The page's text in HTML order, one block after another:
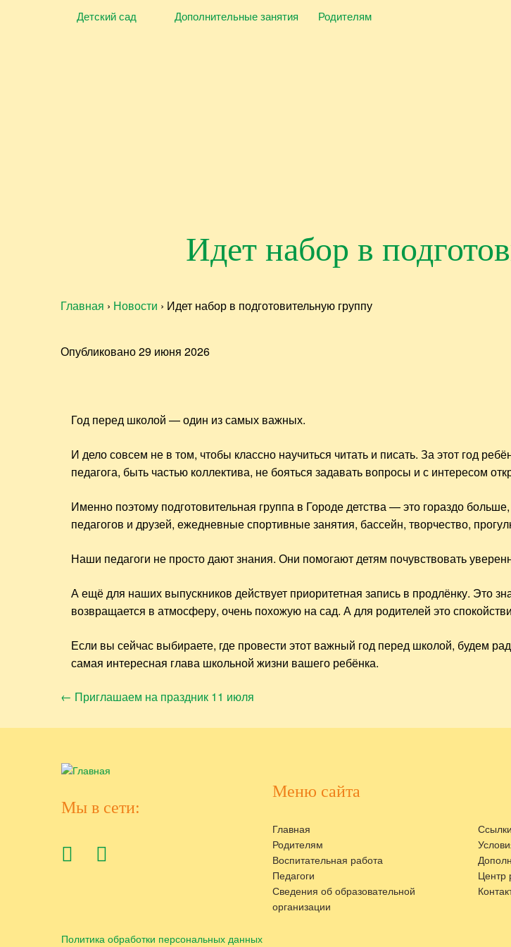
Детский сад Дополнительные занятия Родителям
Идет набор в
Главная › Новости › Идет набор в подготовительную группу
Опубликовано29 июня 2026
Год перед школой — один из самых важных.
И дело совсем не в том, чтобы классно научиться читать и писать. За этот год
педагога, быть частью коллектива, не бояться задавать вопросы и с интересом
Именно поэтому подготовительная группа в Городе детства — это гораздо
педагогов и друзей, ежедневные спортивные занятия, бассейн, творчество,
Наши педагоги не просто дают знания. Они помогают детям почувствовать
А ещё для наших выпускников действует приоритетная запись в продлёнку. Это
возвращается в атмосферу, очень похожую на сад. А для родителей это
Если вы сейчас выбираете, где провести этот важный год перед школой, будем
самая интересная глава школьной жизни вашего ребёнка.
Навигация
по
← Приглашаем на праздник 11 июля
Мы в сети:
Меню сайта
Главная
Родителям
Воспитательная работа
Педагоги
Сведения об образовательной
организации
Центр
Политика обработки персональных данных